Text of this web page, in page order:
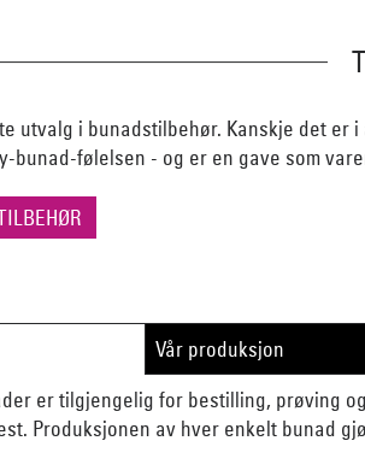
utvalg i bunadstilbehør. Kanskje det
bunad-følelsen - og er en gave som
Vår produksjon
er tilgjengelig for bestilling, prøving
Produksjonen av hver enkelt bunad